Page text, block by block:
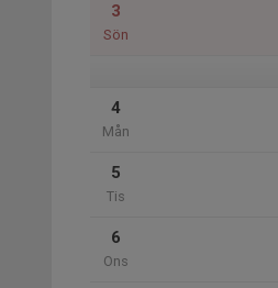
3
Sön
4
Mån
5
Tis
6
Ons